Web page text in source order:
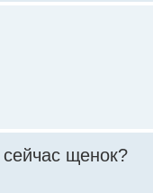
сейчас щенок?